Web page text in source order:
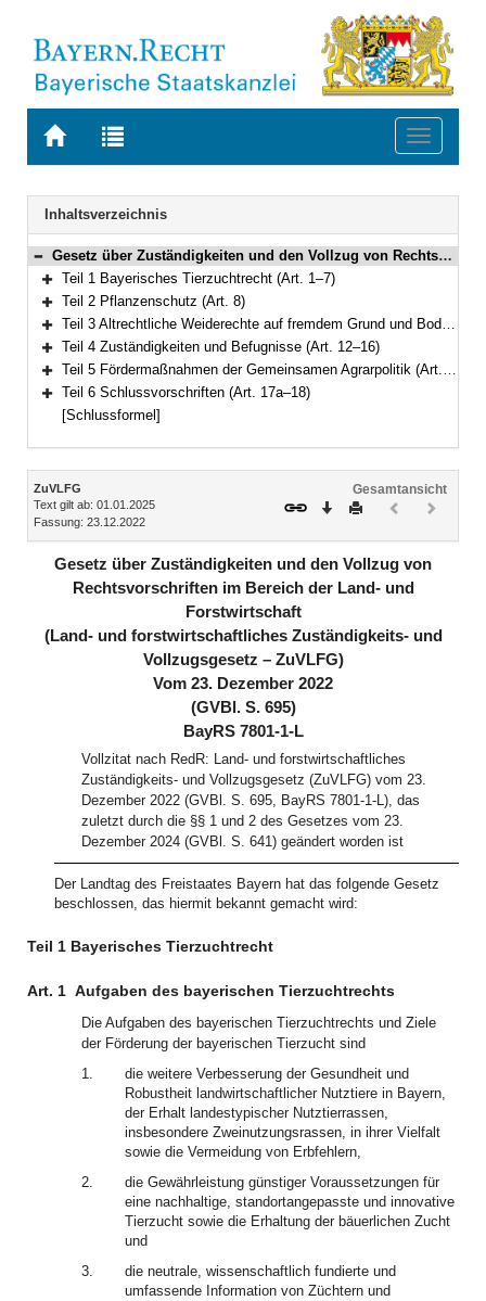
Zur
BAYERN.RECHT
Zur
letzten
Suche
Toggle
Navigation
Inhaltsverzeichnis
Bereich reduzieren
Gesetz über Zuständigkeiten und den Vollzug von Rechtsvorschriften im Bereich der Land- und Forstwirtschaft (Land- und forstwirtschaftliches Zuständigkeits- und Vollzugsgesetz – ZuVLFG) Vom 23. Dezember 2022 (GVBl. S. 695) BayRS 7801-1-L (Art. 1–18)
Bereich erweitern
Teil 1 Bayerisches Tierzuchtrecht (Art. 1–7)
Bereich erweitern
Teil 2 Pflanzenschutz (Art. 8)
Bereich erweitern
Teil 3 Altrechtliche Weiderechte auf fremdem Grund und Boden (Art. 9–11)
Bereich erweitern
Teil 4 Zuständigkeiten und Befugnisse (Art. 12–16)
Bereich erweitern
Teil 5 Fördermaßnahmen der Gemeinsamen Agrarpolitik (Art. 17)
Bereich erweitern
Teil 6 Schlussvorschriften (Art. 17a–18)
[Schlussformel]
Inhalt
ZuVLFG
Text gilt ab: 01.01.2025
Fassung: 23.12.2022
Gesamtansicht
Download
DruckenVorheriges
(inaktiv)(inaktiv)
Gesetz über Zuständigkeiten und den Vollzug von
Rechtsvorschriften im Bereich der Land- und
Forstwirtschaft
(Land- und forstwirtschaftliches Zuständigkeits- und
Vollzugsgesetz – ZuVLFG)
Vom 23. Dezember 2022
(GVBl. S. 695)
BayRS 7801-1-L
Vollzitat nach RedR: Land- und forstwirtschaftliches
Zuständigkeits- und Vollzugsgesetz (ZuVLFG) vom 23.
Dezember 2022 (GVBl. S. 695, BayRS 7801-1-L), das
zuletzt durch die §§ 1 und 2 des Gesetzes vom 23.
Dezember 2024 (GVBl. S. 641) geändert worden ist
Der Landtag des Freistaates Bayern hat das folgende Gesetz
beschlossen, das hiermit bekannt gemacht wird:
Teil 1 Bayerisches Tierzuchtrecht
Art. 1 Aufgaben des bayerischen Tierzuchtrechts
Die Aufgaben des bayerischen Tierzuchtrechts und Ziele
der Förderung der bayerischen Tierzucht sind
1.
die weitere Verbesserung der Gesundheit und
Robustheit landwirtschaftlicher Nutztiere in Bayern,
der Erhalt landestypischer Nutztierrassen,
insbesondere Zweinutzungsrassen, in ihrer Vielfalt
sowie die Vermeidung von Erbfehlern,
2.
die Gewährleistung günstiger Voraussetzungen für
eine nachhaltige, standortangepasste und innovative
Tierzucht sowie die Erhaltung der bäuerlichen Zucht
und
3.
die neutrale, wissenschaftlich fundierte und
umfassende Information von Züchtern und